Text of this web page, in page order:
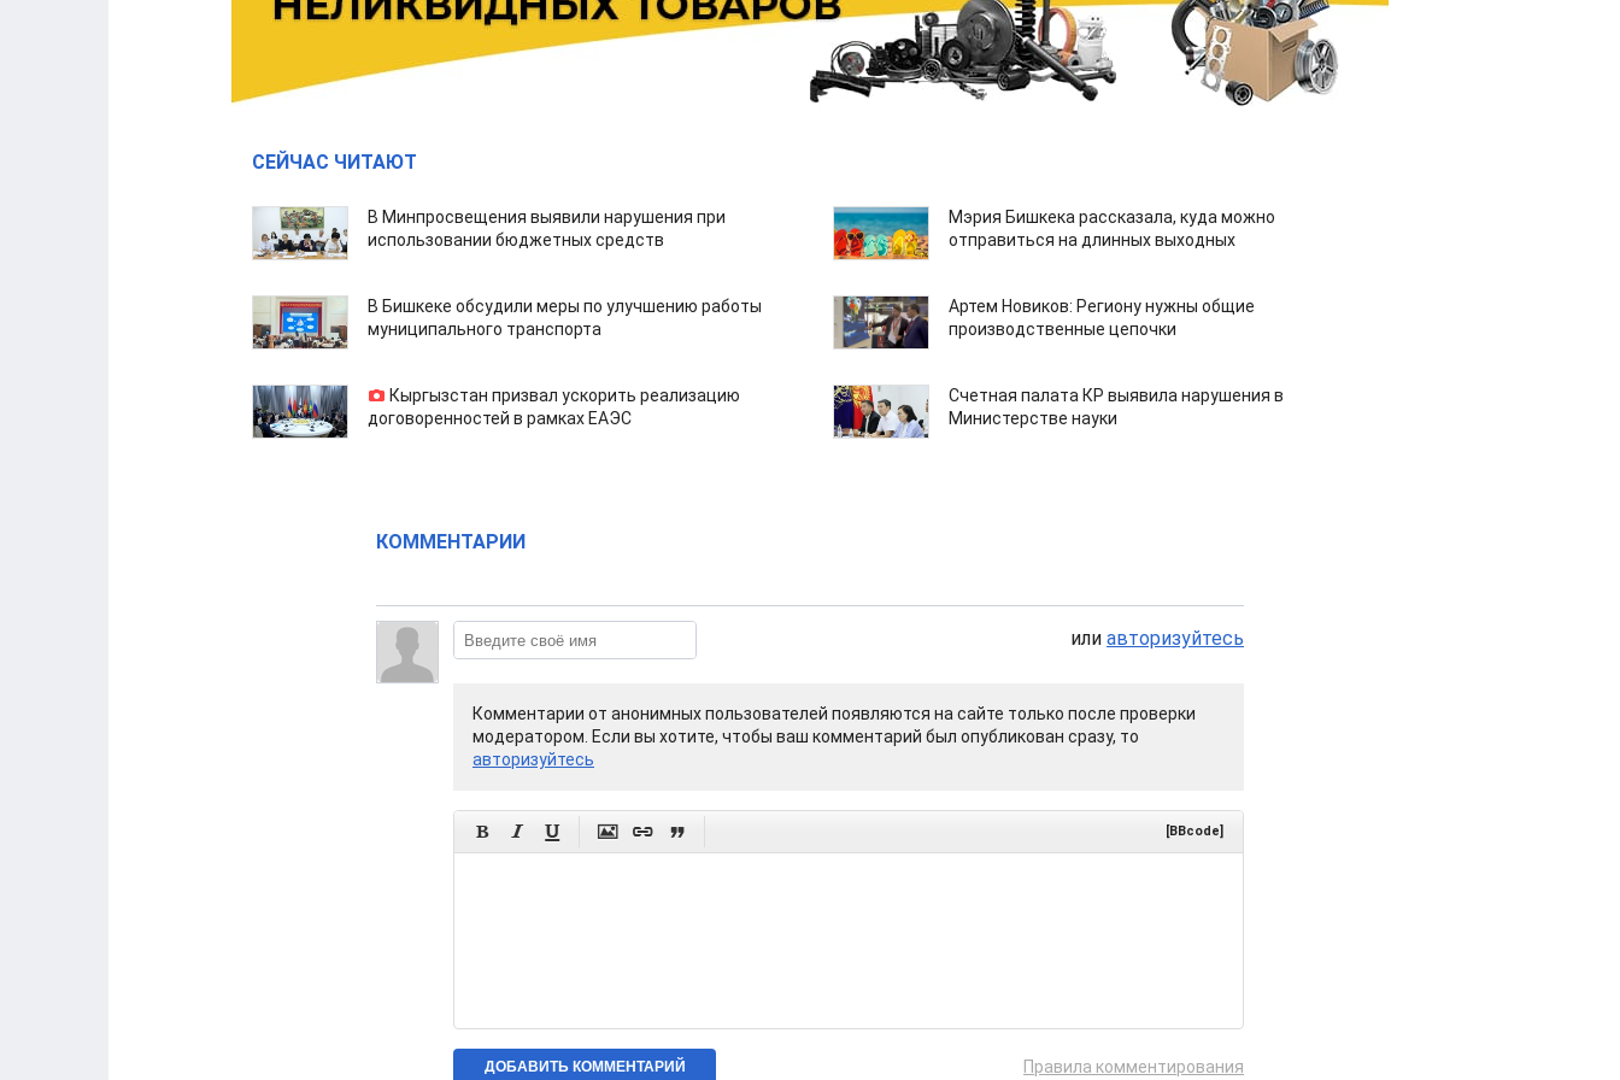
СЕЙЧАС ЧИТАЮТ
В Минпросвещения выявили нарушения при
использовании бюджетных средств
Мэрия Бишкека рассказала, куда можно
отправиться на длинных выходных
В Бишкеке обсудили меры по улучшению работы
муниципального транспорта
Артем Новиков: Региону нужны общие
производственные цепочки
Кыргызстан призвал ускорить реализацию
договоренностей в рамках ЕАЭС
Счетная палата КР выявила нарушения в
Министерстве науки
КОММЕНТАРИИ
или авторизуйтесь
Комментарии от анонимных пользователей появляются на сайте только после проверки
модератором. Если вы хотите, чтобы ваш комментарий был опубликован сразу, то
авторизуйтесь
      [BBcode]
Правила комментирования